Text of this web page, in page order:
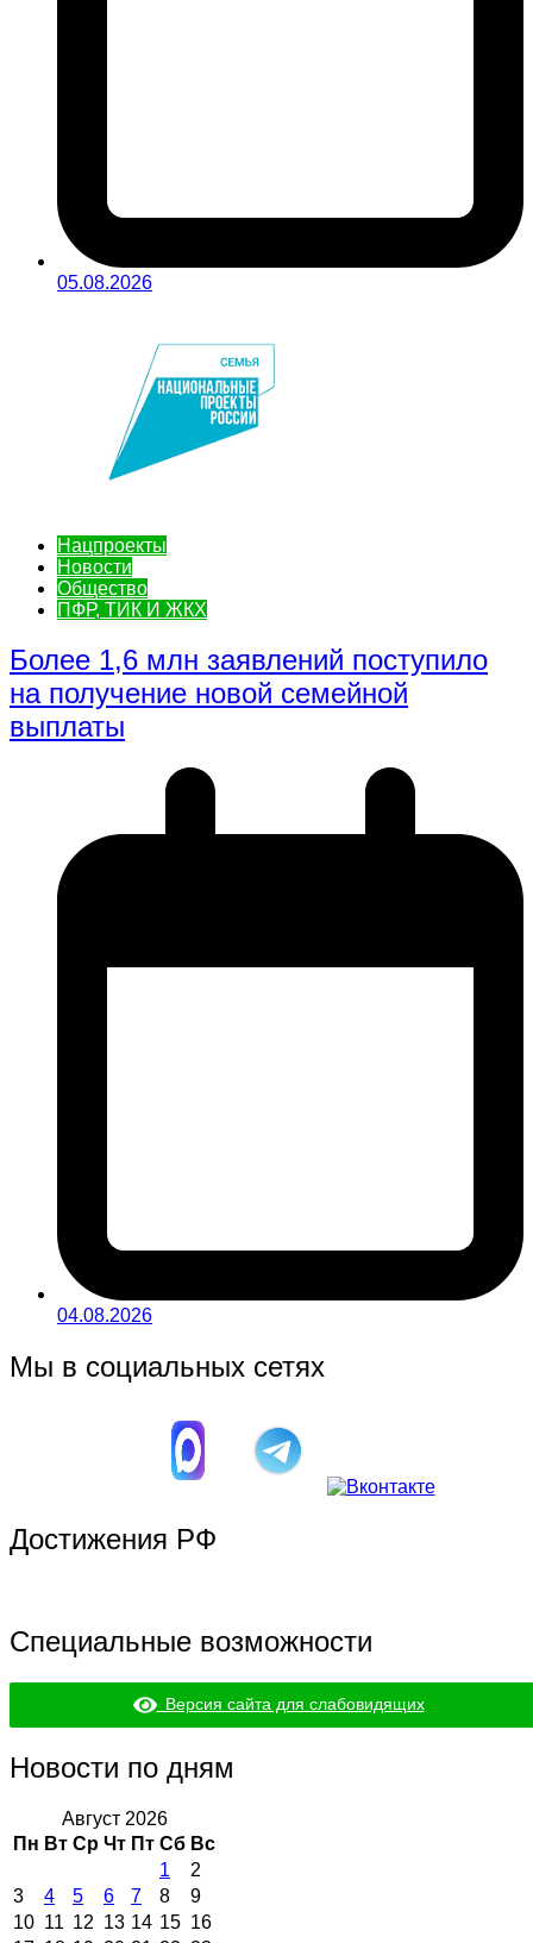
05.08.2026
Нацпроекты
Новости
Общество
ПФР, ТИК И ЖКХ
Более 1,6 млн заявлений поступило
на получение новой семейной
выплаты
04.08.2026
Мы в социальных сетях
Достижения РФ
Специальные возможности
Версия сайта для слабовидящих
Новости по дням
Август 2026
Пн Вт Ср Чт Пт Сб Вс
1
2
3
4 5 6 7 8
9
10 11 12 13 14 15 16